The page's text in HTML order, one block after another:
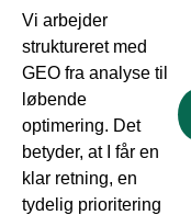
Vi arbejder
struktureret med
GEO fra analyse til
løbende
optimering. Det
betyder, at I får en
klar retning, en
tydelig prioritering